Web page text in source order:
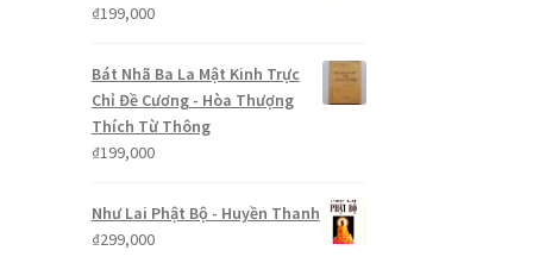
₫199,000
Bát Nhã Ba La Mật Kinh Trực
Chỉ Đề Cương - Hòa Thượng
Thích Từ Thông
₫199,000
Như Lai Phật Bộ - Huyền Thanh
₫299,000